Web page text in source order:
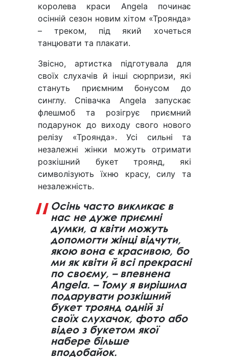
королева краси Angela починає
осінній сезон новим хітом «Троянда»
– треком, під який хочеться
танцювати та плакати.
Звісно, артистка підготувала для
своїх слухачів й інші сюрпризи, які
стануть приємним бонусом до
синглу. Співачка Angela запускає
флешмоб та розігрує приємний
подарунок до виходу свого нового
релізу «Троянда». Усі сильні та
незалежні жінки можуть отримати
розкішний букет троянд, які
символізують їхню красу, силу та
незалежність.
Осінь часто викликає в
нас не дуже приємні
думки, а квіти можуть
допомогти жінці відчути,
якою вона є красивою, бо
ми як квіти й всі прекрасні
по своєму, – впевнена
Angela. – Тому я вирішила
подарувати розкішний
букет троянд одній зі
своїх слухачок, фото або
відео з букетом якої
набере більше
вподобайок.